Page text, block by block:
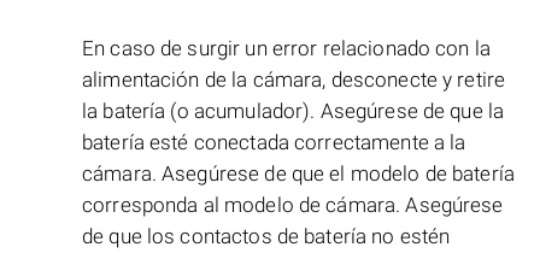
En caso de surgir un error relacionado con la
alimentación de la cámara, desconecte y retire
la batería (o acumulador). Asegúrese de que la
batería esté conectada correctamente a la
cámara. Asegúrese de que el modelo de batería
corresponda al modelo de cámara. Asegúrese
de que los contactos de batería no estén